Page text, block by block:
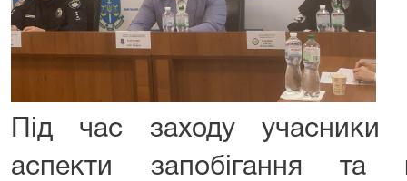
Під час заходу учасники
аспекти запобігання та